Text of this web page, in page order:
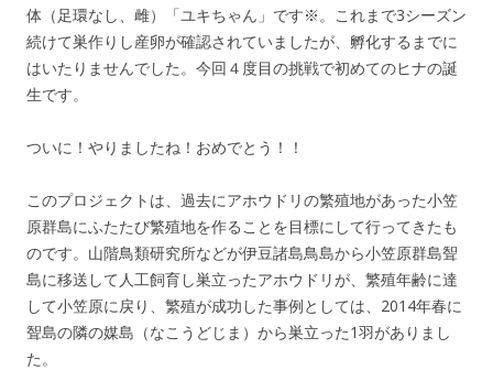
体（足環なし、雌）「ユキちゃん」です※。これまで3シーズン
続けて巣作りし産卵が確認されていましたが、孵化するまでに
はいたりませんでした。今回４度目の挑戦で初めてのヒナの誕
生です。
ついに！やりましたね！おめでとう！！
このプロジェクトは、過去にアホウドリの繁殖地があった小笠
原群島にふたたび繁殖地を作ることを目標にして行ってきたも
のです。山階鳥類研究所などが伊豆諸島鳥島から小笠原群島聟
島に移送して人工飼育し巣立ったアホウドリが、繁殖年齢に達
して小笠原に戻り、繁殖が成功した事例としては、2014年春に
聟島の隣の媒島（なこうどじま）から巣立った1羽がありまし
た。